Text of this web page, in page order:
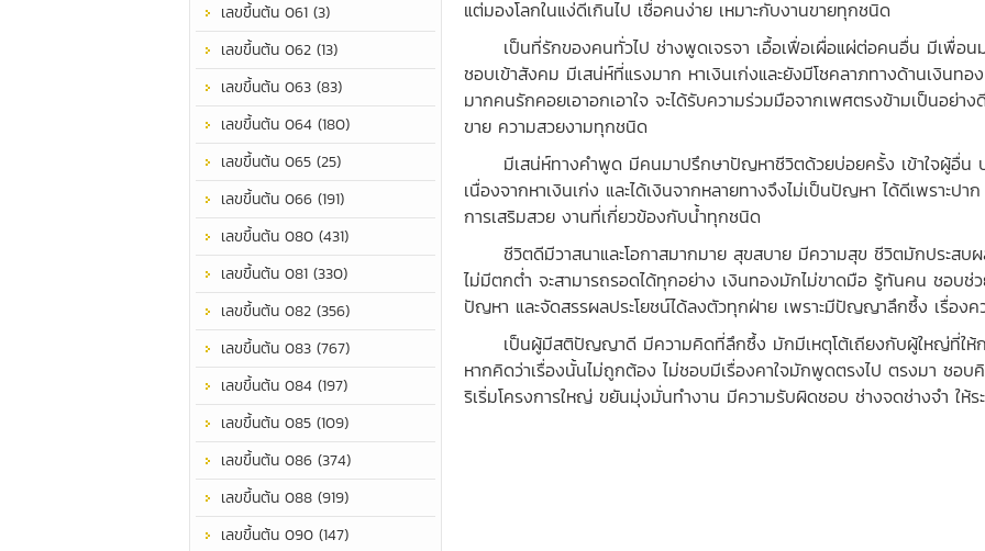
เลขขึ้นต้น 061 (3)
เลขขึ้นต้น 062 (13)
เลขขึ้นต้น 063 (83)
เลขขึ้นต้น 064 (180)
เลขขึ้นต้น 065 (25)
เลขขึ้นต้น 066 (191)
เลขขึ้นต้น 080 (431)
เลขขึ้นต้น 081 (330)
เลขขึ้นต้น 082 (356)
เลขขึ้นต้น 083 (767)
เลขขึ้นต้น 084 (197)
เลขขึ้นต้น 085 (109)
เลขขึ้นต้น 086 (374)
เลขขึ้นต้น 088 (919)
เลขขึ้นต้น 090 (147)
แต่มองโลกในแง่ดีเกินไป เชื่อคนง่าย เหมาะกับงานขายทุกชนิด
เป็นที่รักของคนทั่วไป ช่างพูดเจรจา เอื้อเฟื่อเผื่อแผ่ต่อคนอื่น มีเพื่อนม
ชอบเข้าสังคม มีเสน่ห์ที่แรงมาก หาเงินเก่งและยังมีโชคลาภทางด้านเงินท
มากคนรักคอยเอาอกเอาใจ จะได้รับความร่วมมือจากเพศตรงข้ามเป็นอย่
ขาย ความสวยงามทุกชนิด
มีเสน่ห์ทางคำพูด มีคนมาปรึกษาปัญหาชีวิตด้วยบ่อยครั้ง เข้าใจผู้อื่น ป
เนื่องจากหาเงินเก่ง และได้เงินจากหลายทางจึงไม่เป็นปัญหา ได้ดีเพราะ
การเสริมสวย งานที่เกี่ยวข้องกับน้ำทุกชนิด
ชีวิตดีมีวาสนาและโอกาสมากมาย สุขสบาย มีความสุข ชีวิตมักประสบผล
ไม่มีตกต่ำ จะสามารถรอดได้ทุกอย่าง เงินทองมักไม่ขาดมือ รู้ทันคน ชอบช่
ปัญหา และจัดสรรผลประโยชน์ได้ลงตัวทุกฝ่าย เพราะมีปัญญาลึกซึ้ง เรื่อง
เป็นผู้มีสติปัญญาดี มีความคิดที่ลึกซึ้ง มักมีเหตุโต้เถียงกับผู้ใหญ่ที่ให้ก
หากคิดว่าเรื่องนั้นไม่ถูกต้อง ไม่ชอบมีเรื่องคาใจมักพูดตรงไป ตรงมา ชอ
ริเริ่มโครงการใหญ่ ขยันมุ่งมั่นทำงาน มีความรับผิดชอบ ช่างจดช่างจำ ให้ร